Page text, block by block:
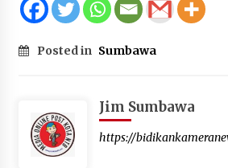
Posted in Sumbawa
Jim Sumbawa
https://